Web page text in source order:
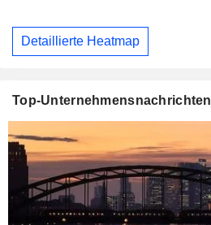
Detaillierte Heatmap
Top-Unternehmensnachrichten